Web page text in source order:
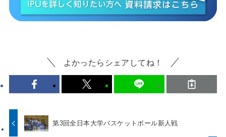
よかったらシェアしてね！
第3回全日本大学バスケットボール新人戦